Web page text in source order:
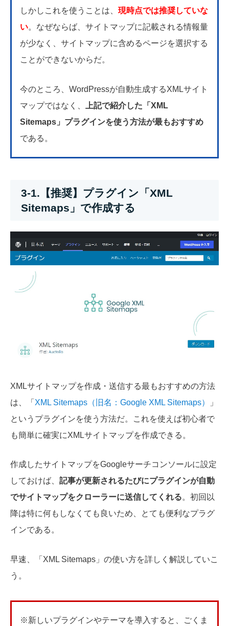
しかしこれを使うことは、 現時点では推奨していな
い。なぜならば、サイトマップに記載される情報量
が少なく、サイトマップに含めるページを選択する
ことができないからだ。
今のところ、WordPressが自動生成するXMLサイト
マップではなく、
上記で紹介した「XML
Sitemaps」プラグインを使う方法が最もおすすめ
である。
3-1.【推奨】プラグイン「XML
Sitemaps」で作成する
XMLサイトマップを作成・送信する最もおすすめの方法
は、「 XML Sitemaps（旧名：Google XML Sitemaps）
」
というプラグインを使う方法だ。これを使えば初心者で
も簡単に確実にXMLサイトマップを作成できる。
作成したサイトマップをGoogleサーチコンソールに設定
しておけば、 記事が更新されるたびにプラグインが自動
でサイトマップをクローラーに送信してくれる。初回以
降は特に何もしなくても良いため、とても便利なプラグ
インである。
早速、「XML Sitemaps」の使い方を詳しく解説していこ
う。
※新しいプラグインやテーマを導入すると、ごくま